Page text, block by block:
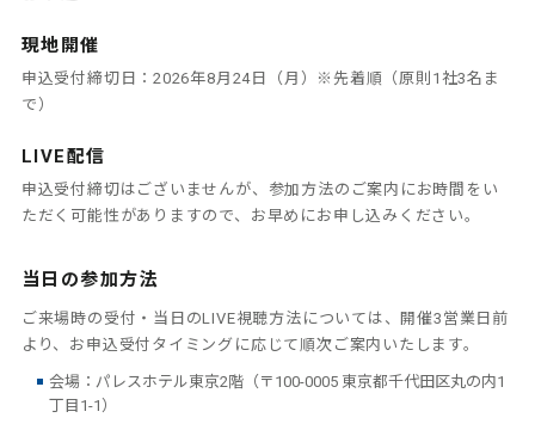
現地開催
申込受付締切日：2026年8月24日（月）※先着順（原則1社3名ま
で）
LIVE配信
申込受付締切はございませんが、参加方法のご案内にお時間をい
ただく可能性がありますので、お早めにお申し込みください。
当日の参加方法
ご来場時の受付・当日のLIVE視聴方法については、開催3営業日前
より、お申込受付タイミングに応じて順次ご案内いたします。
会場：パレスホテル東京2階（〒100-0005 東京都千代田区丸の内1
丁目1-1）